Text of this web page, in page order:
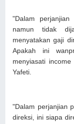
"Dalam
namun tidak
menyatakan gaji
Apakah ini
menyiasati
Yafeti.
"Dalam perjanjian
direksi, ini siapa